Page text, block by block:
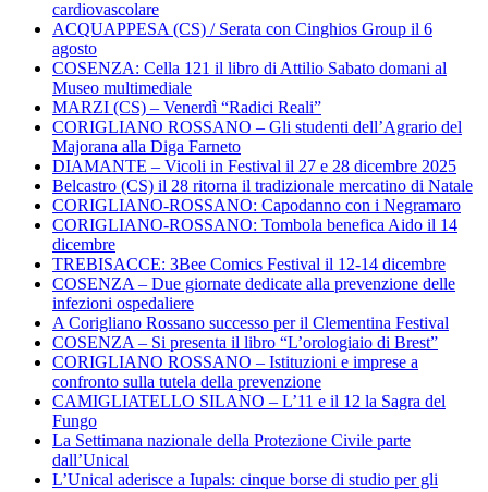
cardiovascolare
ACQUAPPESA (CS) / Serata con Cinghios Group il 6
agosto
COSENZA: Cella 121 il libro di Attilio Sabato domani al
Museo multimediale
MARZI (CS) – Venerdì “Radici Reali”
CORIGLIANO ROSSANO – Gli studenti dell’Agrario del
Majorana alla Diga Farneto
DIAMANTE – Vicoli in Festival il 27 e 28 dicembre 2025
Belcastro (CS) il 28 ritorna il tradizionale mercatino di Natale
CORIGLIANO-ROSSANO: Capodanno con i Negramaro
CORIGLIANO-ROSSANO: Tombola benefica Aido il 14
dicembre
TREBISACCE: 3Bee Comics Festival il 12-14 dicembre
COSENZA – Due giornate dedicate alla prevenzione delle
infezioni ospedaliere
A Corigliano Rossano successo per il Clementina Festival
COSENZA – Si presenta il libro “L’orologiaio di Brest”
CORIGLIANO ROSSANO – Istituzioni e imprese a
confronto sulla tutela della prevenzione
CAMIGLIATELLO SILANO – L’11 e il 12 la Sagra del
Fungo
La Settimana nazionale della Protezione Civile parte
dall’Unical
L’Unical aderisce a Iupals: cinque borse di studio per gli